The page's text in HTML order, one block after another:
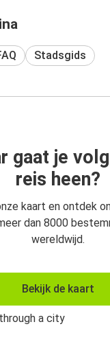
Stadsgids
gaat je
reis heen?
kaart en ontdek
dan 8000
wereldwijd.
Bekijk de kaart